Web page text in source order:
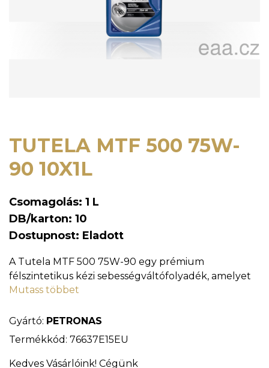
TUTELA MTF 500 75W-
90 10X1L
Csomagolás: 1 L
DB/karton: 10
Dostupnost: Eladott
Mutass többet
A Tutela MTF 500 75W-90 egy prémium
félszintetikus kézi sebességváltófolyadék, amelyet
úgy terveztek, hogy optimális szinkronizáló
Specifikációk:
API GL-4
Gyártó: PETRONAS
Termékkód: 76637E15EU
Kedves Vásárlóink! Cégünk